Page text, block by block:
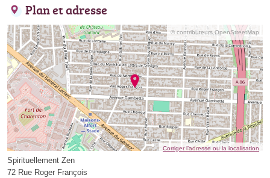
Plan et adresse
© contributeurs OpenStreetMap
Corriger l’adresse ou la localisation
Spirituellement Zen
72 Rue Roger François